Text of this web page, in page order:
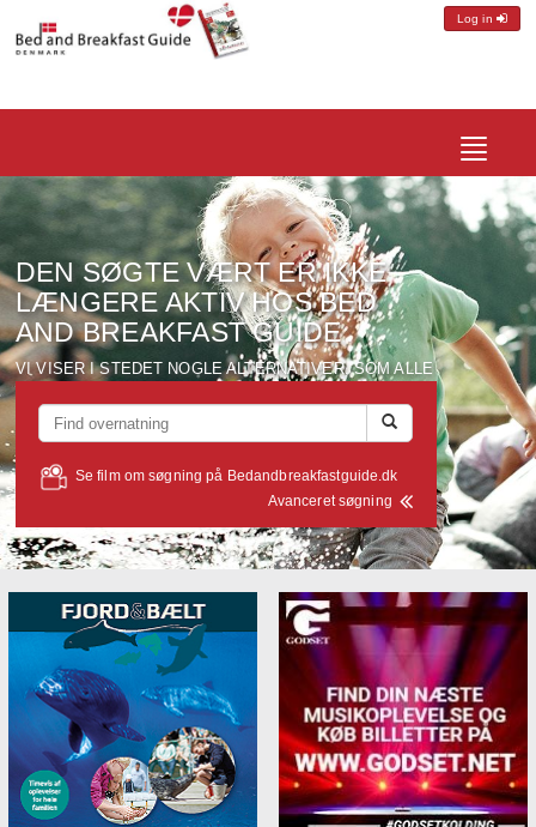
Log in
Toggle
DEN SØGTE VÆRT ER IKKE
LÆNGERE AKTIV HOS BED
AND BREAKFAST GUIDE
VI VISER I STEDET NOGLE ALTERNATIVER, SOM ALLE
SØGTE PÅ...
Avanceret søgning
Se film om søgning på Bedandbreakfastguide.dk